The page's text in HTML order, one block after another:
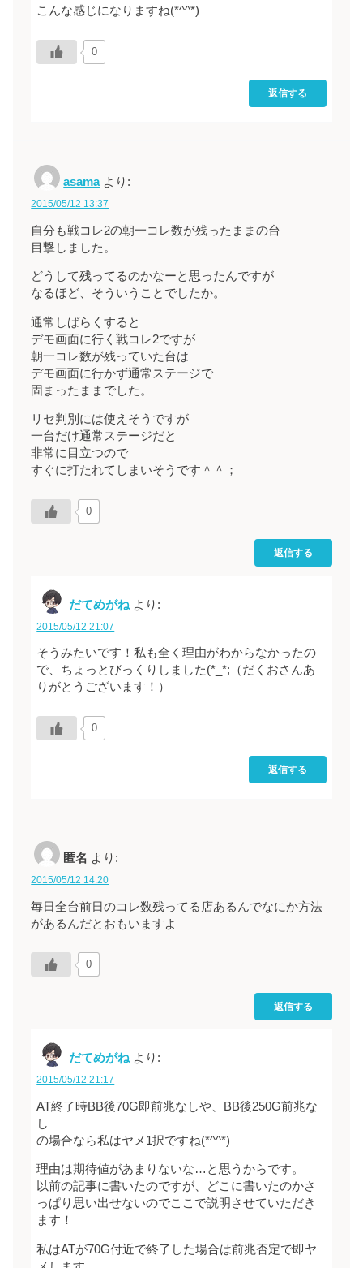
こんな感じになりますね(*^^*)
0
返信する
asama より:
2015/05/12 13:37
自分も戦コレ2の朝一コレ数が残ったままの台
目撃しました。
どうして残ってるのかなーと思ったんですが
なるほど、そういうことでしたか。
通常しばらくすると
デモ画面に行く戦コレ2ですが
朝一コレ数が残っていた台は
デモ画面に行かず通常ステージで
固まったままでした。
リセ判別には使えそうですが
一台だけ通常ステージだと
非常に目立つので
すぐに打たれてしまいそうです＾＾；
0
返信する
だてめがね より:
2015/05/12 21:07
そうみたいです！私も全く理由がわからなかったの
で、ちょっとびっくりしました(*_*;（だくおさんあ
りがとうございます！）
0
返信する
匿名 より:
2015/05/12 14:20
毎日全台前日のコレ数残ってる店あるんでなにか方法
があるんだとおもいますよ
0
返信する
だてめがね より:
2015/05/12 21:17
AT終了時BB後70G即前兆なしや、BB後250G前兆な
し
の場合なら私はヤメ1択ですね(*^^*)
理由は期待値があまりないな…と思うからです。
以前の記事に書いたのですが、どこに書いたのかさ
っぱり思い出せないのでここで説明させていただき
ます！
私はATが70G付近で終了した場合は前兆否定で即ヤ